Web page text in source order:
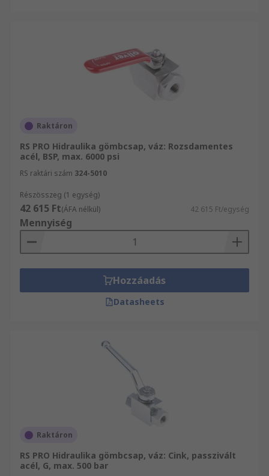
Raktáron
RS PRO Hidraulika gömbcsap, váz: Rozsdamentes
acél, BSP, max. 6000 psi
RS raktári szám 324-5010
Részösszeg (1 egység)
42 615 Ft(ÁFA nélkül) 42 615 Ft/egység
Mennyiség
Hozzáadás
Datasheets
Raktáron
RS PRO Hidraulika gömbcsap, váz: Cink, passzivált
acél, G, max. 500 bar